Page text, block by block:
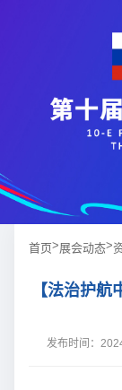
首页>展会动态>
【法治护
发布时间：